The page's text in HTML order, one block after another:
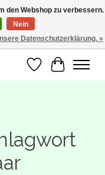
16 augustus. Bestellen is nog
in behandeling
Wunschzettel
Ihr
den Webshop zu verbessern.
Nein
Datenschutzerklärung. »